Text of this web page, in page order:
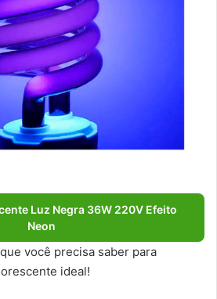
Luz Negra 36W 220V Efeito
Neon
você precisa saber para
ideal!